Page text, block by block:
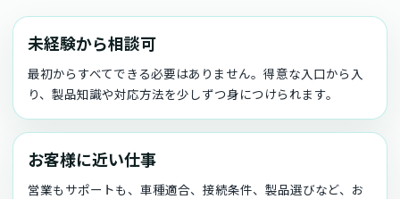
未経験から相談可
最初からすべてできる必要はありません。得意な入口から入
り、製品知識や対応方法を少しずつ身につけられます。
お客様に近い仕事
営業もサポートも、車種適合、接続条件、製品選びなど、お